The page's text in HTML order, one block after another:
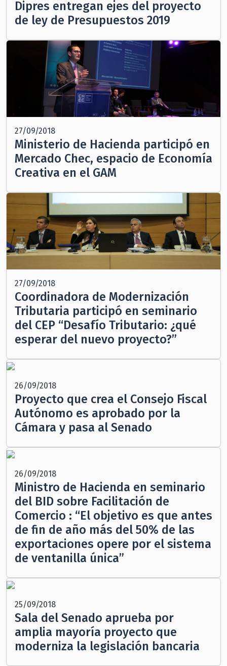
Dipres entregan ejes del proyecto
de ley de Presupuestos 2019
27/09/2018
Ministerio de Hacienda participó en
Mercado Chec, espacio de Economía
Creativa en el GAM
27/09/2018
Coordinadora de Modernización
Tributaria participó en seminario
del CEP “Desafío Tributario: ¿qué
esperar del nuevo proyecto?”
26/09/2018
Proyecto que crea el Consejo Fiscal
Autónomo es aprobado por la
Cámara y pasa al Senado
26/09/2018
Ministro de Hacienda en seminario
del BID sobre Facilitación de
Comercio : “El objetivo es que antes
de fin de año más del 50% de las
exportaciones opere por el sistema
de ventanilla única”
25/09/2018
Sala del Senado aprueba por
amplia mayoría proyecto que
moderniza la legislación bancaria